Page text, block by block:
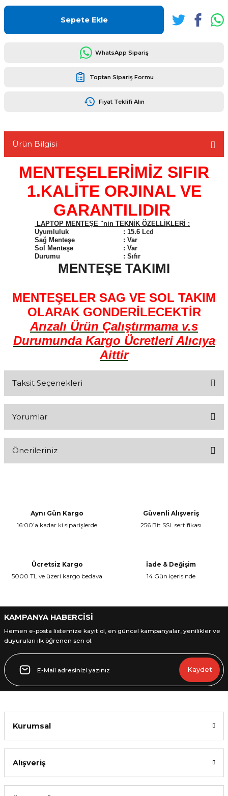
Sepete Ekle
WhatsApp Sipariş
Toptan Sipariş Formu
Fiyat Teklifi Alın
Ürün Bilgisi
MENTEŞELERİMİZ SIFIR
1.KALİTE ORJINAL VE
GARANTILIDIR
LAPTOP MENTEŞE "nin TEKNİK ÖZELLİKLERİ :
Uyumluluk
: 15.6 Lcd
Sağ Menteşe
: Var
Sol Menteşe
: Var
Durumu
: Sıfır
MENTEŞE TAKIMI
MENTEŞELER SAG VE SOL TAKIM
OLARAK GONDERİLECEKTİR
Arızalı Ürün Çalıştırmama v.s
Durumunda Kargo Ücretleri Alıcıya
Aittir
Taksit Seçenekleri
Yorumlar
Önerileriniz
Ürün resmi kalitesiz, bozuk veya görüntülenemiyor.
Gönder
Aynı Gün Kargo
16:00’a kadar ki siparişlerde
Güvenli Alışveriş
256 Bit SSL sertifikası
Ücretsiz Kargo
5000 TL ve üzeri kargo bedava
İade & Değişim
14 Gün içerisinde
KAMPANYA HABERCİSİ
Hemen e-posta listemize kayıt ol, en güncel kampanyalar, yenilikler ve
duyuruları ilk öğrenen sen ol.
Kaydet
Kurumsal
Alışveriş